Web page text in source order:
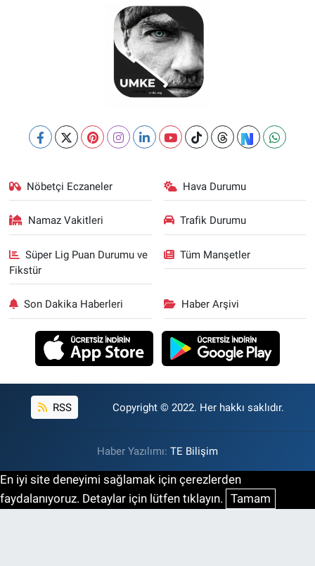
Nöbetçi Eczaneler Hava Durumu
Namaz Vakitleri Trafik Durumu
Süper Lig Puan Durumu ve
Fikstür
Tüm Manşetler
Son Dakika Haberleri Haber Arşivi
RSS Copyright © 2022. Her hakkı saklıdır.
Haber Yazılımı: TE Bilişim
En iyi site deneyimi sağlamak için çerezlerden
faydalanıyoruz. Detaylar için lütfen tıklayın. Tamam